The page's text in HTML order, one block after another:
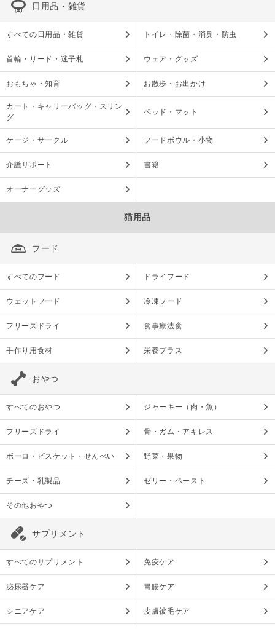
日用品・雑貨
すべての日用品・雑貨 トイレ・除菌・消臭・防虫
首輪・リード・迷子札 ウェア・グッズ
おもちゃ・知育 お散歩・お出かけ
カート・キャリーバッグ・スリン
グ
ベッド・マット
ケージ・サークル フードボウル・小物
介護サポート 書籍
オーナーグッズ
猫用品
フード
すべてのフード ドライフード
ウェットフード 冷凍フード
フリーズドライ 食事療法食
手作り用食材 栄養プラス
おやつ
すべてのおやつ ジャーキー（肉・魚）
フリーズドライ 骨・ガム・アキレス
ボーロ・ビスケット・せんべい 野菜・果物
チーズ・乳製品 ゼリー・ペースト
その他おやつ
サプリメント
すべてのサプリメント 免疫ケア
泌尿器ケア 胃腸ケア
シニアケア 皮膚被毛ケア